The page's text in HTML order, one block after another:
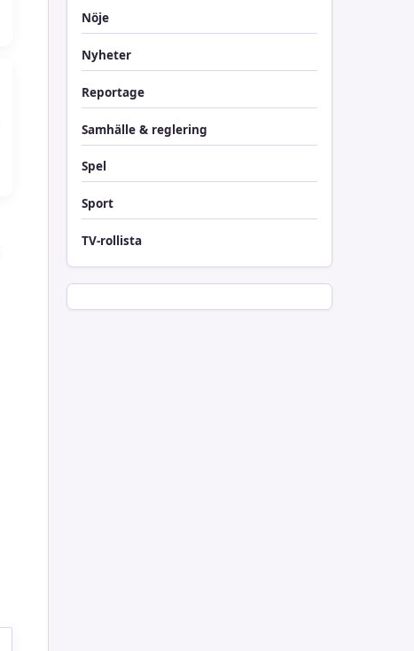
Nöje
Nyheter
Reportage
Samhälle & reglering
Spel
Sport
TV-rollista